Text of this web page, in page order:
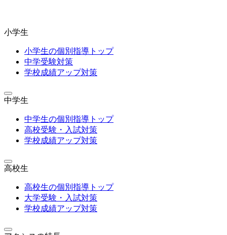
小学生
小学生の個別指導トップ
中学受験対策
学校成績アップ対策
中学生
中学生の個別指導トップ
高校受験・入試対策
学校成績アップ対策
高校生
高校生の個別指導トップ
大学受験・入試対策
学校成績アップ対策